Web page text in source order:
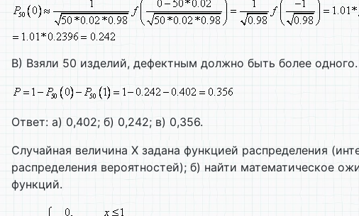
В) Взяли 50 изделий, дефектным должно быть более
Ответ: а) 0,402; б) 0,242; в) 0,356.
Случайная величина Х задана функцией распределения
распределения вероятностей); б) найти математическое
функций.